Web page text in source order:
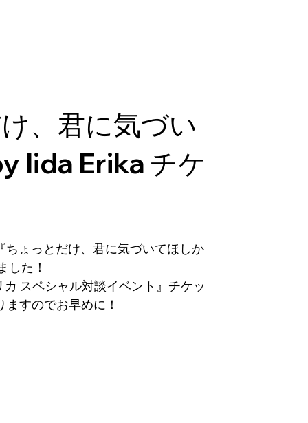
、君に気づい
Iida Erika チケ
ょっとだけ、君に気づいてほしか
した！
スペシャル対談イベント』チケッ
すのでお早めに！